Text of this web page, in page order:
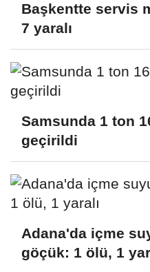
Başkentte servis
7 yaralı
Samsunda 1 ton
geçirildi
Adana'da içme
göçük: 1 ölü, 1